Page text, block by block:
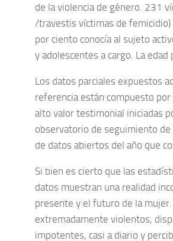
de la violencia de género. 231
/travestis víctimas de femicidio)
por ciento conocía al sujeto
y adolescentes a cargo. La
Los datos parciales expuestos
referencia están compuesto
alto valor testimonial iniciadas
observatorio de seguimiento de
de datos abiertos del año que
Si bien es cierto que las
datos muestran una realidad
presente y el futuro de la
extremadamente violentos,
impotentes, casi a diario y